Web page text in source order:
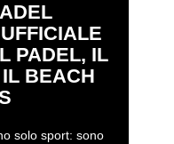
PADEL, IL
BEACH
solo sport: sono